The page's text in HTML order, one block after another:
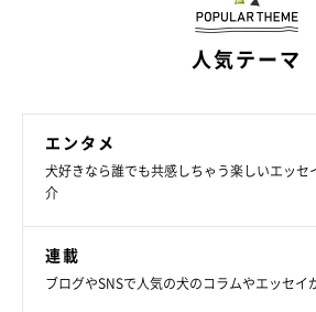
人気テーマ
エンタメ
犬好きなら誰でも共感しちゃう楽しいエッセ
介
連載
ブログやSNSで人気の犬のコラムやエッセイ